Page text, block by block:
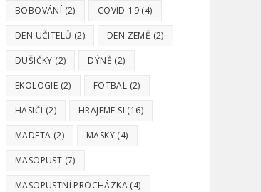
BOBOVÁNÍ (2) COVID-19 (4)
DEN UČITELŮ (2) DEN ZEMĚ (2)
DUŠIČKY (2) DÝNĚ (2)
EKOLOGIE (2) FOTBAL (2)
HASIČI (2) HRAJEME SI (16)
MADETA (2) MASKY (4)
MASOPUST (7)
MASOPUSTNÍ PROCHÁZKA (4)